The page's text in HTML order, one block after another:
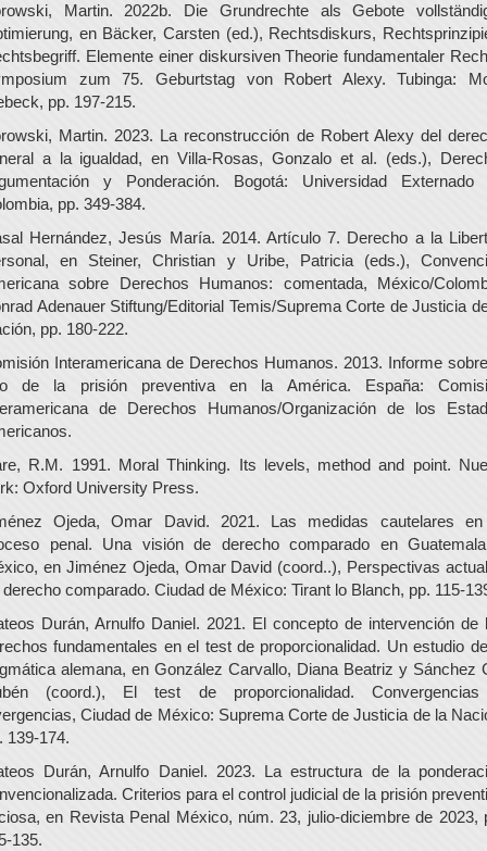
Martin. 2022b. Die Grundrechte als Gebote
en Bäcker, Carsten (ed.), Rechtsdiskurs,
Elemente einer diskursiven Theorie fundamentaler
zum 75. Geburtstag von Robert Alexy. Tubinga:
pp. 197-215.
Martin. 2023. La reconstrucción de Robert Alexy del
a la igualdad, en Villa-Rosas, Gonzalo et al. (eds.),
y Ponderación. Bogotá: Universidad Externado
pp. 349-384.
Hernández, Jesús María. 2014. Artículo 7. Derecho a la
en Steiner, Christian y Uribe, Patricia (eds.),
sobre Derechos Humanos: comentada, México/
Adenauer Stiftung/Editorial Temis/Suprema Corte de Justicia
pp. 180-222.
Interamericana de Derechos Humanos. 2013. Informe
de la prisión preventiva en la América. España:
de Derechos Humanos/Organización de los
R.M. 1991. Moral Thinking. Its levels, method and point.
Oxford University Press.
Ojeda, Omar David. 2021. Las medidas cautelares
penal. Una visión de derecho comparado en
en Jiménez Ojeda, Omar David (coord..), Perspectivas
derecho comparado. Ciudad de México: Tirant lo Blanch, pp. 115-
Durán, Arnulfo Daniel. 2021. El concepto de intervención de
fundamentales en el test de proporcionalidad. Un estudio
alemana, en González Carvallo, Diana Beatriz y Sánchez
(coord.), El test de proporcionalidad.
Ciudad de México: Suprema Corte de Justicia de la
139-174.
Durán, Arnulfo Daniel. 2023. La estructura de la
Criterios para el control judicial de la prisión
en Revista Penal México, núm. 23, julio-diciembre de 2023,
135.